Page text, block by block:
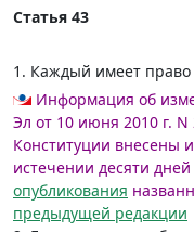
Статья 43
1. Каждый имеет право
Информация об
Эл от 10 июня 2010 г.
Конституции внесены
истечении десяти
опубликования
предыдущей редакции